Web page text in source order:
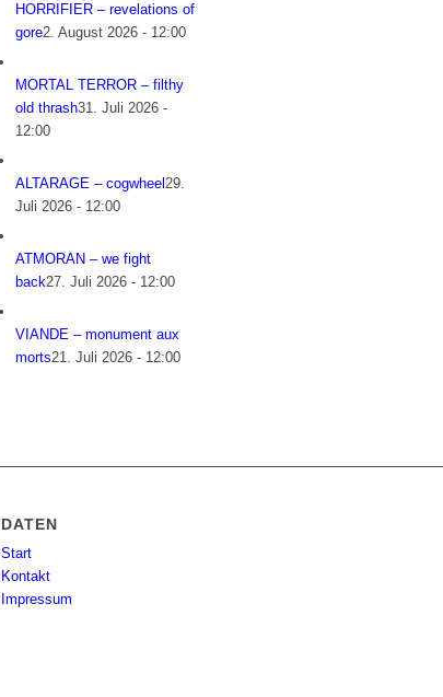
HORRIFIER – revelations of
gore2. August 2026 - 12:00
MORTAL TERROR – filthy
old thrash31. Juli 2026 -
12:00
ALTARAGE – cogwheel29.
Juli 2026 - 12:00
ATMORAN – we fight
back27. Juli 2026 - 12:00
VIANDE – monument aux
morts21. Juli 2026 - 12:00
DATEN
Start
Kontakt
Impressum